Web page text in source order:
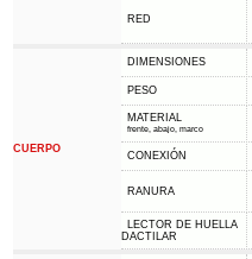
RED
CUERPO
DIMENSIONES
PESO
MATERIAL
frente, abajo, marco
CONEXIÓN
RANURA
LECTOR DE HUELLA
DACTILAR